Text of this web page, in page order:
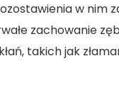
w nim
zachowanie
takich jak